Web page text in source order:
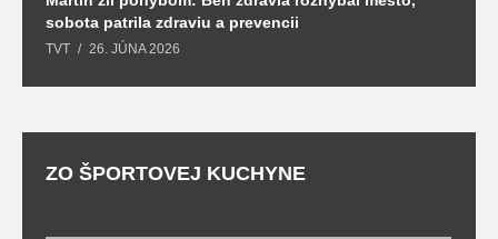
sobota patrila zdraviu a prevencii
TVT 26. JÚNA 2026
ZO ŠPORTOVEJ KUCHYNE